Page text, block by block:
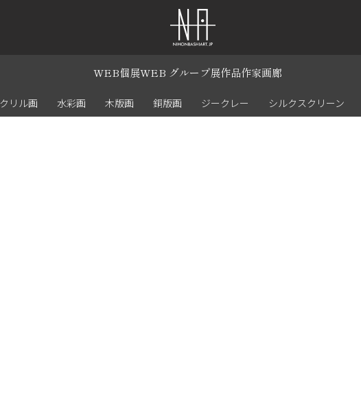
WEB個展WEB グループ展作品作家画廊
リル画 水彩画 木版画 銅版画 ジークレー シルクスクリーン